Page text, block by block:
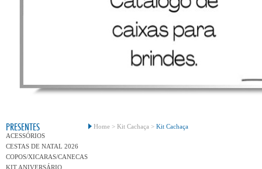
PRESENTES
ACESSÓRIOS
CESTAS DE NATAL 2026
COPOS/XICARAS/CANECAS
KIT ANIVERSÁRIO
Home > Kit Cachaça > Kit Cachaça